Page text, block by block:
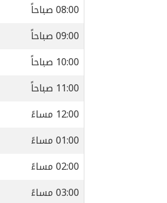
08:00 صباحاً
09:00 صباحاً
10:00 صباحاً
11:00 صباحاً
12:00 مساءً
01:00 مساءً
02:00 مساءً
03:00 مساءً